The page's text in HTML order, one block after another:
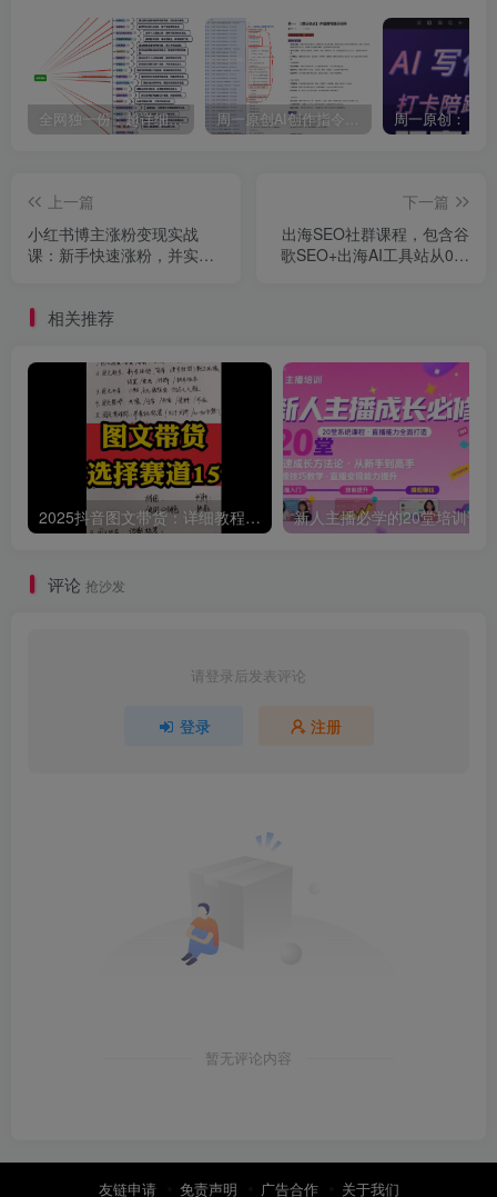
全网独一份：超详细的40+个自媒体赛道领域解析手册，让你的内容创作不再局限！ 周一原创AI创作指令词：30+个领域赛道的创作提示词集合
上一篇
小红书博主涨粉变现实战
课：新手快速涨粉，并实现
下一篇
出海SEO社群课程，包含谷
歌SEO+出海AI工具站从0开
相关推荐
2025抖音图文带货：详细教程，账号装修定位，素材获取技巧，挂车变现方法…
评论 抢沙发
请登录后发表评论
登录 注册
暂无评论内容
友链申请 免责声明 广告合作 关于我们